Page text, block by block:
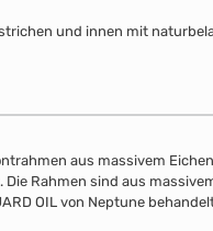
und innen mit
aus massivem
Rahmen sind aus
OIL von Neptune